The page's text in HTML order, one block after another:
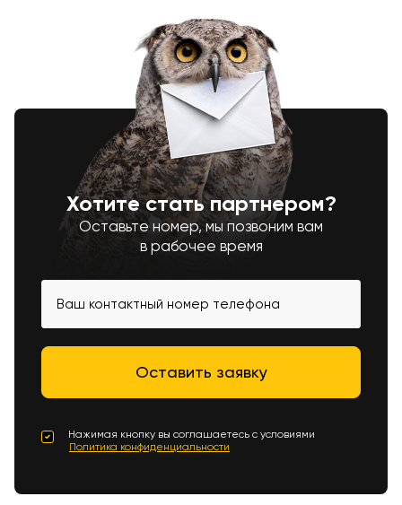
Хотите стать партнером?
Оставьте номер, мы позвоним вам
в рабочее время
Нажимая кнопку вы соглашаетесь с условиями
Политика конфиденциальности